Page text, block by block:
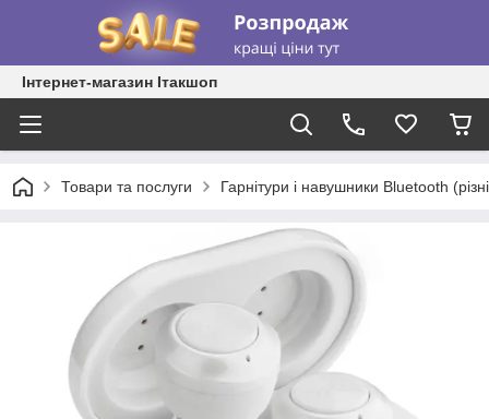
Інтернет-магазин Ітакшоп
Товари та послуги Гарнітури і навушники Bluetooth